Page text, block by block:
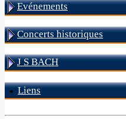
Evénements
Concerts historiques
J S BACH
Liens